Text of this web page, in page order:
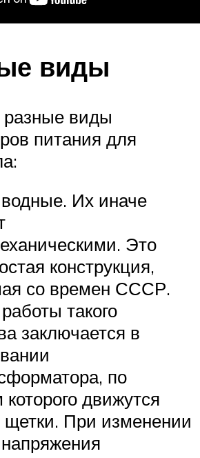
виды
виды
питания для
Их иначе
Это
конструкция,
со времен СССР.
такого
заключается в
по
движутся
щетки. При изменении